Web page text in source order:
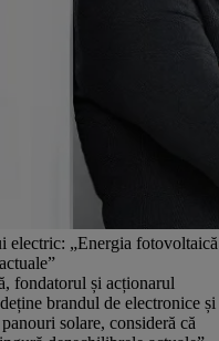
electric: „Energia fotovoltaică
fondatorul și acționarul
brandul de electronice și
solare, consideră că